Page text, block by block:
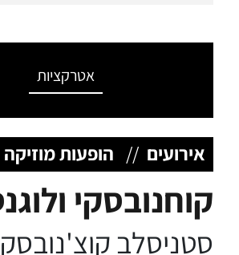
אטרקציות
אירועים // הופעות מוזיקה
קוחנובסקי